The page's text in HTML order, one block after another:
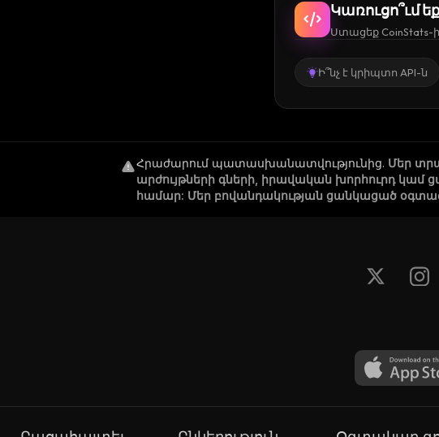
Կառուցո՞ւմ
Ստացեք CoinStats-
Ի՞նչ է կրիպտո API-ն
Հրաժարում պատասխանատվությունից. Մեր
արժույթների գների, իրավական խորհուրդ
համար: Մեր բովանդակության ցանկացած